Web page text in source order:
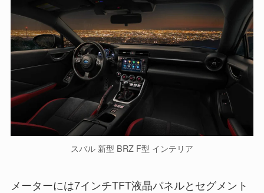
スバル 新型 BRZ F型 インテリア
メーターには7インチTFT液晶パネルとセグメント